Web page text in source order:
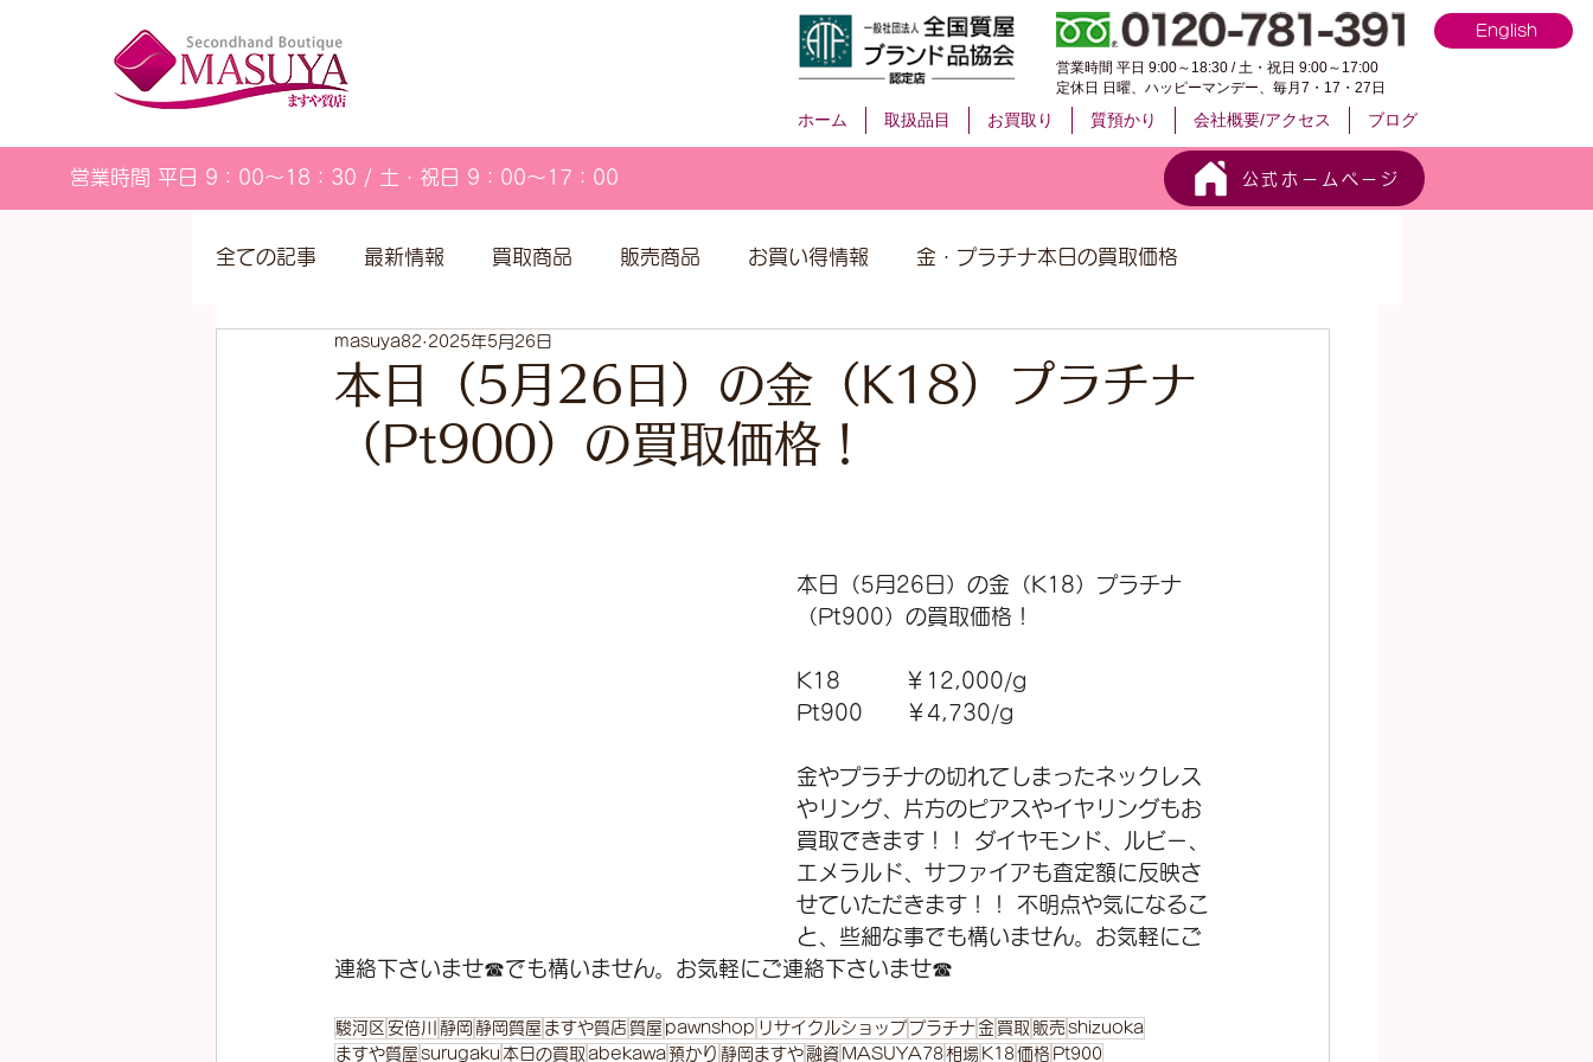
English
営業時間 平日 9:00～18:30 / 土・祝日 9:00～17:00
定休日 日曜、ハッピーマンデー、毎月7・17・27日
ホーム 取扱品目 お買取り 質預かり 会社概要/アクセス ブログ
営業時間 平日 9：00～18：30 / 土・祝日 9：00～17：00 公式ホームページ
全ての記事 最新情報 買取商品 販売商品 お買い得情報 金・プラチナ本日の買取価格
営業カレンダー
本日（5月26日）の金（K18）プラチナ
（Pt900）の買取価格！
masuya82 2025年5月26日
本日（5月26日）の金（K18）プラチナ
（Pt900）の買取価格！
K18　　　￥12,000/g
Pt900      ￥4,730/g
金やプラチナの切れてしまったネックレス
やリング、片方のピアスやイヤリングもお
買取できます！！ ダイヤモンド、ルビー、
エメラルド、サファイアも査定額に反映さ
せていただきます！！ 不明点や気になるこ
と、些細な事でも構いません。お気軽にご
連絡下さいませ☎でも構いません。お気軽にご連絡下さいませ☎
駿河区 安倍川 静岡 静岡質屋 ますや質店 質屋 pawnshop リサイクルショップ プラチナ 金 買取 販売shizuoka
ますや質屋 surugaku 本日の買取 abekawa 預かり 静岡ますや 融資 MASUYA78相場 K18価格 Pt900